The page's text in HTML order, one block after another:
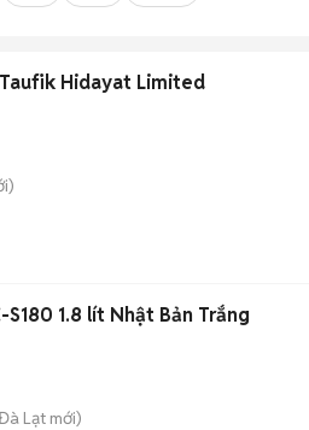
Hidayat Limited
1.8 lít Nhật Bản Trắng
Lạt mới)